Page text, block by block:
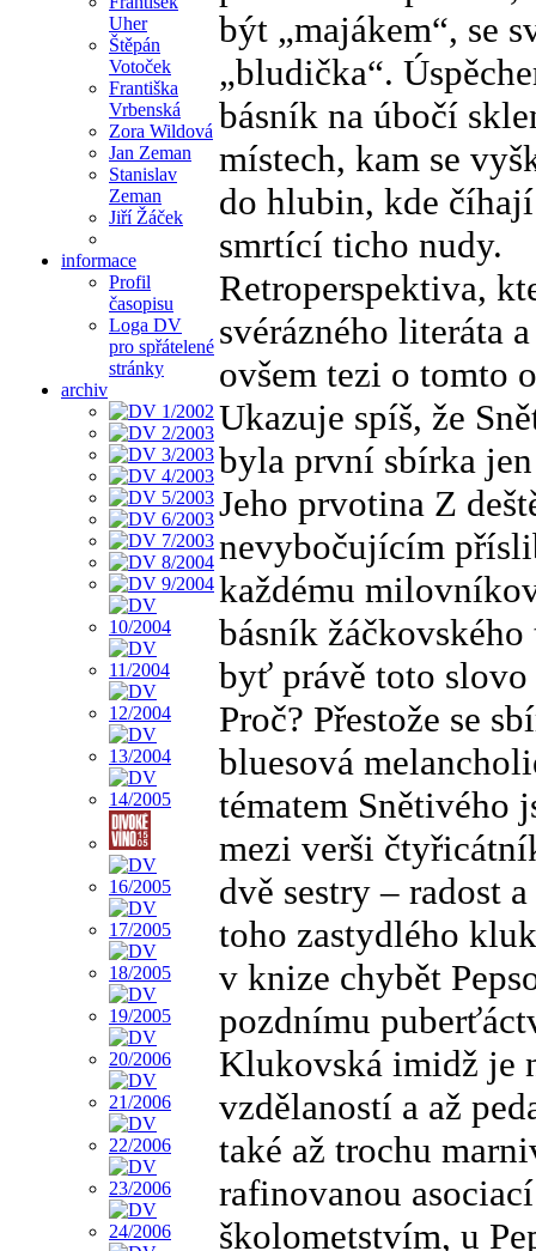
Uher
Štěpán
Votoček
Františka
Vrbenská
Zora Wildová
Jan Zeman
Stanislav
Zeman
Jiří Žáček
informace
Profil
časopisu
Loga DV
pro spřátelené
stránky
archiv
být „majákem“, se
„bludička“.
básník na úbočí
místech, kam se
do hlubin, kde
smrtící ticho nudy.
Retroperspektiva,
svérázného literáta
ovšem tezi o tomto
Ukazuje spíš, že
byla první sbírka
Jeho prvotina Z
nevybočujícím
každému
básník
byť právě toto slovo
Proč? Přestože se
bluesová
tématem Snětivého
mezi verši
dvě sestry – radost
toho zastydlého
v knize chybět
pozdnímu
Klukovská imidž je
vzdělaností a až
také až trochu
rafinovanou
školometstvím, u